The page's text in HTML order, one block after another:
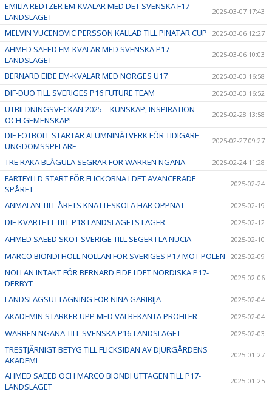
EMILIA REDTZER EM-KVALAR MED DET SVENSKA F17-
LANDSLAGET
2025-03-07 17:43
MELVIN VUCENOVIC PERSSON KALLAD TILL PINATAR CUP 2025-03-06 12:27
AHMED SAEED EM-KVALAR MED SVENSKA P17-
LANDSLAGET
2025-03-06 10:03
BERNARD EIDE EM-KVALAR MED NORGES U17 2025-03-03 16:58
DIF-DUO TILL SVERIGES P16 FUTURE TEAM 2025-03-03 16:52
UTBILDNINGSVECKAN 2025 – KUNSKAP, INSPIRATION
OCH GEMENSKAP!
2025-02-28 13:58
DIF FOTBOLL STARTAR ALUMNINÄTVERK FÖR TIDIGARE
UNGDOMSSPELARE
2025-02-27 09:27
TRE RAKA BLÅGULA SEGRAR FÖR WARREN NGANA 2025-02-24 11:28
FARTFYLLD START FÖR FLICKORNA I DET AVANCERADE
SPÅRET
2025-02-24
ANMÄLAN TILL ÅRETS KNATTESKOLA HAR ÖPPNAT 2025-02-19
DIF-KVARTETT TILL P18-LANDSLAGETS LÄGER 2025-02-12
AHMED SAEED SKÖT SVERIGE TILL SEGER I LA NUCIA 2025-02-10
MARCO BIONDI HÖLL NOLLAN FÖR SVERIGES P17 MOT POLEN 2025-02-09
NOLLAN INTAKT FÖR BERNARD EIDE I DET NORDISKA P17-
DERBYT
2025-02-06
LANDSLAGSUTTAGNING FÖR NINA GARIBIJA 2025-02-04
AKADEMIN STÄRKER UPP MED VÄLBEKANTA PROFILER 2025-02-04
WARREN NGANA TILL SVENSKA P16-LANDSLAGET 2025-02-03
TRESTJÄRNIGT BETYG TILL FLICKSIDAN AV DJURGÅRDENS
AKADEMI
2025-01-27
AHMED SAEED OCH MARCO BIONDI UTTAGEN TILL P17-
LANDSLAGET
2025-01-25